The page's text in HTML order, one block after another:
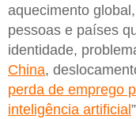
aquecimento
pessoas e países
identidade,
China,
perda de emprego
inteligência artificial